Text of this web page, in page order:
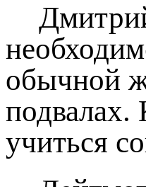
обычной
подвалах.
учиться